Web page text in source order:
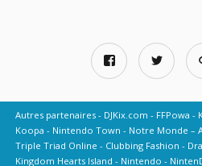
Autres partenaires DJKix.com FFPowa
Koopa
Nintendo Town Notre Monde –
Triple Triad Online
Clubbing Fashion
Kingdom Hearts Island
Nintendo